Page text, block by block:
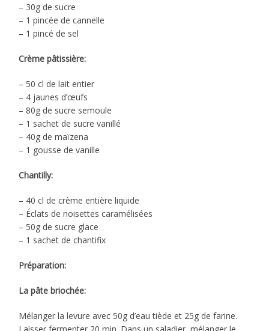
– 30g de sucre
– 1 pincée de cannelle
– 1 pincé de sel
Crème pâtissière:
– 50 cl de lait entier
– 4 jaunes d’œufs
– 80g de sucre semoule
– 1 sachet de sucre vanillé
– 40g de maïzena
– 1 gousse de vanille
Chantilly:
– 40 cl de crème entière liquide
– Éclats de noisettes caramélisées
– 50g de sucre glace
– 1 sachet de chantifix
Préparation:
La pâte briochée:
Mélanger la levure avec 50g d’eau tiède et 25g de farine.